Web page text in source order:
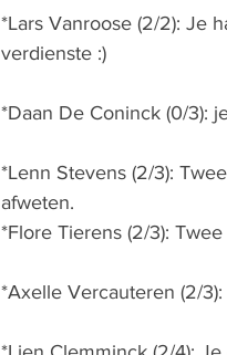
*Lars Vanroose (2/2): Je
verdienste :)
*Daan De Coninck (0/3):
*Lenn Stevens (2/3):
afweten.
*Flore Tierens (2/3):
*Axelle Vercauteren (2/